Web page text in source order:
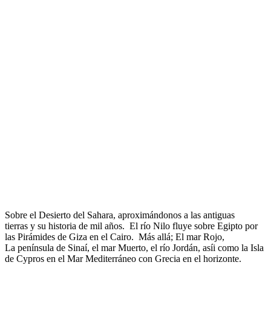
Sobre el Desierto del Sahara, aproximándonos a las antiguas
tierras y su historia de mil años. El rí­o Nilo fluye sobre Egipto por
las Pirámides de Giza en el Cairo. Más allá; El mar Rojo,
La península de Sinaí­, el mar Muerto, el río Jordán, asíi como la Isla
de Cypros en el Mar Mediterráneo con Grecia en el horizonte.